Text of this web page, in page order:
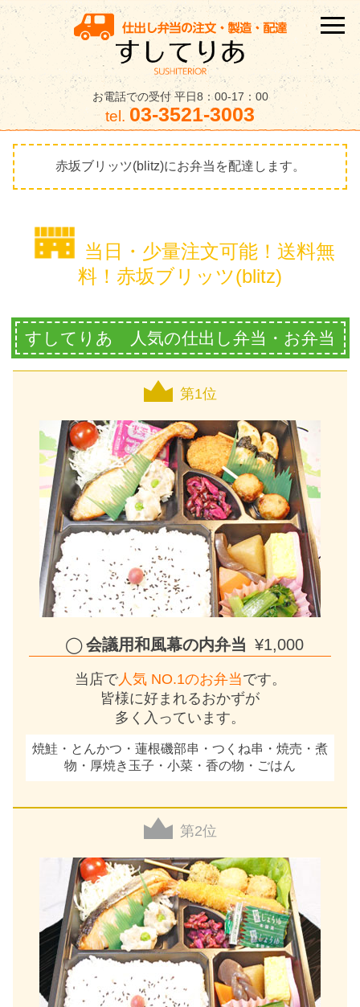
お電話での受付 平日8：00-17：00
tel. 03-3521-3003
赤坂ブリッツ(blitz)にお弁当を配達します。
当日・少量注文可能！送料無
料！赤坂ブリッツ(blitz)
すしてりあ 人気の仕出し弁当・お弁当
第1位
会議用和風幕の内弁当 ¥1,000
当店で人気 NO.1のお弁当です。
皆様に好まれるおかずが
多く入っています。
焼鮭・とんかつ・蓮根磯部串・つくね串・焼売・煮
物・厚焼き玉子・小菜・香の物・ごはん
第2位